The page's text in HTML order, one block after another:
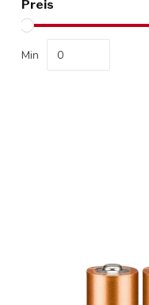
Preis
Min